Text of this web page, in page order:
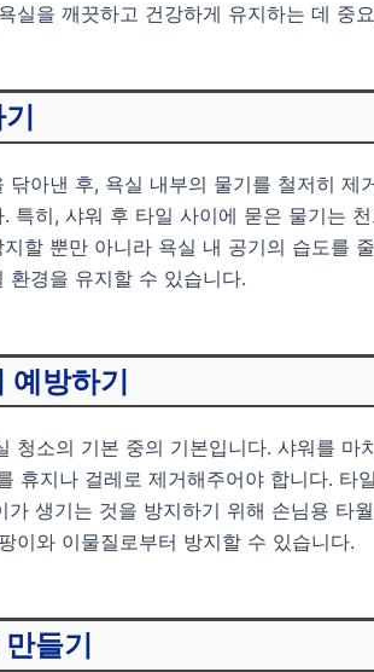
실을 깨끗하고 건강하게 유지하는 데 중
아낸 후, 욕실 내부의 물기를 철저히
특히, 샤워 후 타일 사이에 묻은 물기는
할 뿐만 아니라 욕실 내 공기의 습도를
환경을 유지할 수 있습니다.
예방하기
청소의 기본 중의 기본입니다. 샤워를
휴지나 걸레로 제거해주어야 합니다.
생기는 것을 방지하기 위해 손님용 타
이와 이물질로부터 방지할 수 있습니다.
들기